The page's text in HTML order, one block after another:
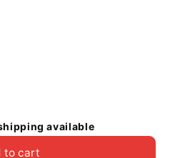
available
to cart